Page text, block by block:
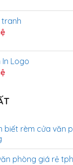
tranh
In Logo
biết rèm cửa văn
phòng giá rẻ